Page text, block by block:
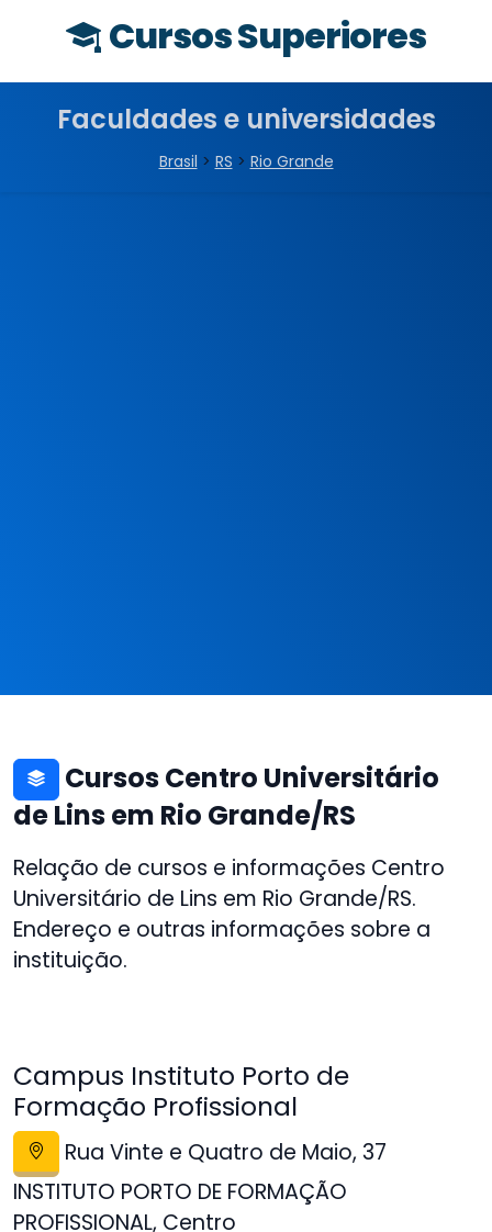
Cursos Superiores
Faculdades e universidades
Brasil > RS > Rio Grande
Cursos Centro Universitário
de Lins em Rio Grande/RS
Relação de cursos e informações Centro
Universitário de Lins em Rio Grande/RS.
Endereço e outras informações sobre a
instituição.
Campus Instituto Porto de
Formação Profissional
Rua Vinte e Quatro de Maio, 37
INSTITUTO PORTO DE FORMAÇÃO
PROFISSIONAL, Centro